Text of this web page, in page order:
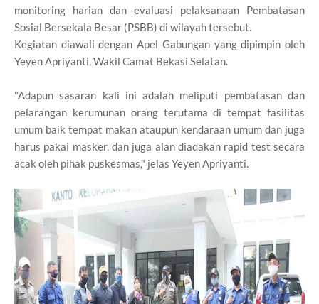
monitoring harian dan evaluasi pelaksanaan Pembatasan
Sosial Bersekala Besar (PSBB) di wilayah tersebut.
Kegiatan diawali dengan Apel Gabungan yang dipimpin oleh
Yeyen Apriyanti, Wakil Camat Bekasi Selatan.
"Adapun sasaran kali ini adalah meliputi pembatasan dan
pelarangan kerumunan orang terutama di tempat fasilitas
umum baik tempat makan ataupun kendaraan umum dan juga
harus pakai masker, dan juga alan diadakan rapid test secara
acak oleh pihak puskesmas," jelas Yeyen Apriyanti.